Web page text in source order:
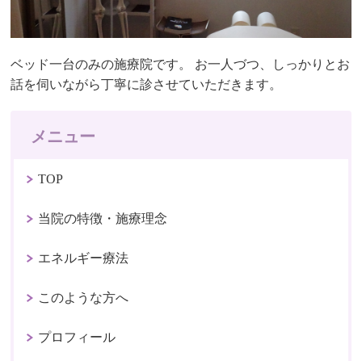
ベッド一台のみの施療院です。 お一人づつ、しっかりとお
話を伺いながら丁寧に診させていただきます。
メニュー
TOP
当院の特徴・施療理念
エネルギー療法
このような方へ
プロフィール